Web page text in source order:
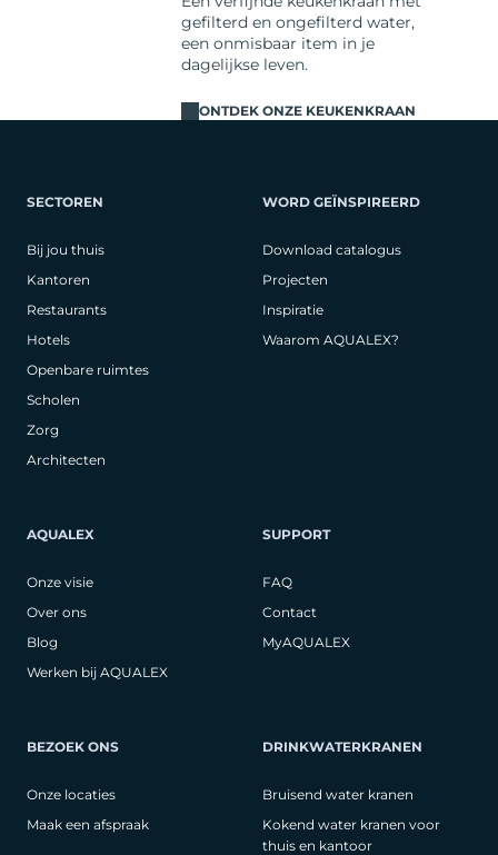
gefilterd en ongefilterd water,
een onmisbaar item in je
dagelijkse leven.
ONTDEK ONZE KEUKENKRAAN
SECTOREN
Bij jou thuis
Kantoren
Restaurants
Hotels
Openbare ruimtes
Scholen
Zorg
Architecten
WORD GEÏNSPIREERD
Download catalogus
Projecten
Inspiratie
Waarom AQUALEX?
AQUALEX
Onze visie
Over ons
Blog
Werken bij AQUALEX
SUPPORT
FAQ
Contact
MyAQUALEX
BEZOEK ONS
Onze locaties
Maak een afspraak
DRINKWATERKRANEN
Bruisend water kranen
Kokend water kranen voor
thuis en kantoor